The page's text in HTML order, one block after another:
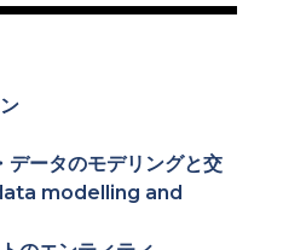
データのモデリングと交
modelling and